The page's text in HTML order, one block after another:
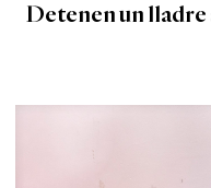
Detenen un lladre